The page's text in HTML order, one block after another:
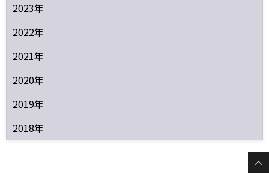
2023年
2022年
2021年
2020年
2019年
2018年